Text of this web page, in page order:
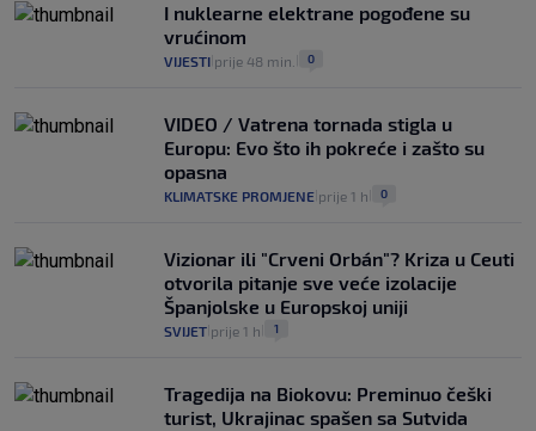
I nuklearne elektrane pogođene su
vrućinom
VIJESTI prije 48 min. 0
VIDEO / Vatrena tornada stigla u
Europu: Evo što ih pokreće i zašto su
opasna
KLIMATSKE PROMJENE prije 1 h 0
Vizionar ili "Crveni Orbán"? Kriza u Ceuti
otvorila pitanje sve veće izolacije
Španjolske u Europskoj uniji
SVIJET prije 1 h 1
Tragedija na Biokovu: Preminuo češki
turist, Ukrajinac spašen sa Sutvida